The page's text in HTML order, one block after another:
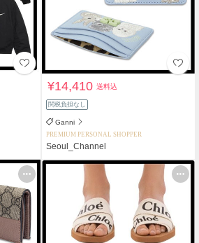
¥14,410送料込
関税負担なし
Ganni
PREMIUM PERSONAL SHOPPER
Seoul_Channel